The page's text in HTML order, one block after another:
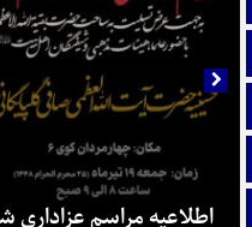
آپارات
تلگرام